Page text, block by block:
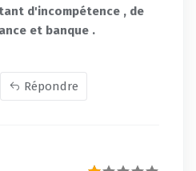
d'incompétence , de
et banque .
Répondre